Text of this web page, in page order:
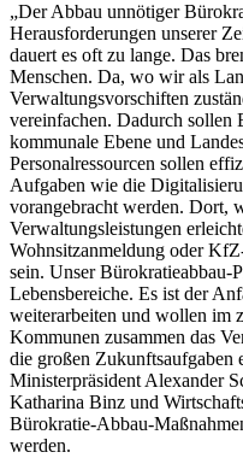
„Der Abbau unnötiger
Herausforderungen unserer
dauert es oft zu lange. Das
Menschen. Da, wo wir als
Verwaltungsvorschiften
vereinfachen. Dadurch sollen
kommunale Ebene und
Personalressourcen sollen
Aufgaben wie die
vorangebracht werden. Dort,
Verwaltungsleistungen
Wohnsitzanmeldung oder
sein. Unser Bürokratieabbau-
Lebensbereiche. Es ist der
weiterarbeiten und wollen im
Kommunen zusammen das
die großen Zukunftsaufgaben
Ministerpräsident Alexander
Katharina Binz und
Bürokratie-Abbau-
werden.